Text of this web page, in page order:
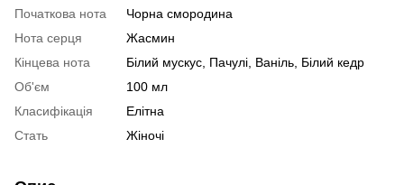
Початкова нота
Чорна смородина
Нота серця
Жасмин
Кінцева нота
Білий мускус, Пачулі, Ваніль, Білий кедр
Об'єм
100 мл
Класифікація
Елітна
Стать
Жіночі